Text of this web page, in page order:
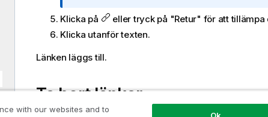
e
c
n
o
Klicka på
eller tryck på "Retur" för att tillämpa
Klicka utanför texten.
Länken läggs till.
Ta bort länkar
with our websites and to